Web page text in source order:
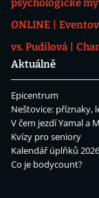
ONLINE
vs. Pudilová
Aktuálně
Epicentrum
Neštovice: příznaky,
V čem jezdí Yamal a
Kvízy pro seniory
Kalendář úplňků 2026
Co je bodycount?